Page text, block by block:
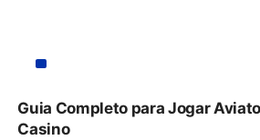
Guia Completo para Jogar
Casino